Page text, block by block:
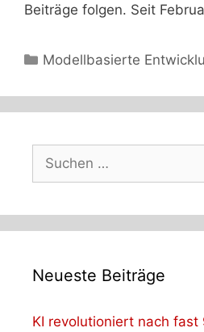
Beiträge folgen. Seit
Kategorien
Modellbasierte
nach:
Neueste Beiträge
KI revolutioniert nach